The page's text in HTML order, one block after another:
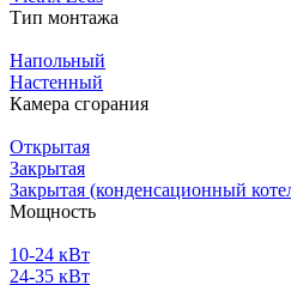
Тип монтажа
Напольный
Настенный
Камера сгорания
Открытая
Закрытая
Закрытая (конденсационный
Мощность
10-24 кВт
24-35 кВт